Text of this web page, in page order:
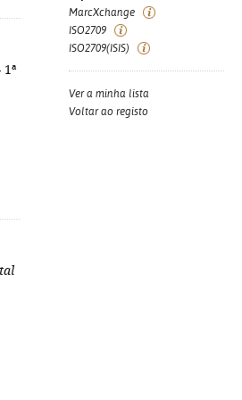
MarcXchange
ISO2709
ISO2709(ISIS)
Ver a minha lista
Voltar ao registo